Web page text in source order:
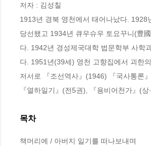
저자 : 김성칠
1913년 경북 영천에서 태어나났다.
당선됐고 1934년 큐우슈우 토요꾸니(豊
다. 1942년 경성제국대학 법문학부 사학
다. 1951년(39세) 영천 고향집에서 괴한
저서로 『조선역사』(1946) 『국사통론
『열하일기』(전5권), 『용비어천가』(상
목차
책머리에 / 아버지 일기를 떠나보내며